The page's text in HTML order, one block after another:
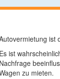
ist
Es ist
Nachfrage
zu mieten.